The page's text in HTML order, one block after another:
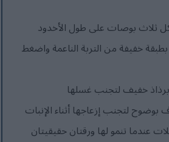
كل ثلاث بوصات على طول الأخدود
خفيفة من التربة الناعمة واضغط
خفيف لتجنب غسلها
بوضوح لتجنب إزعاجها أثناء الإنبات
عندما تنمو لها ورقتان حقيقيتان